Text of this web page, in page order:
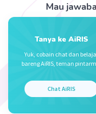
Mau
Tanya ke AiRIS
Yuk, cobain chat dan
bareng AiRIS, teman
Chat AiRIS